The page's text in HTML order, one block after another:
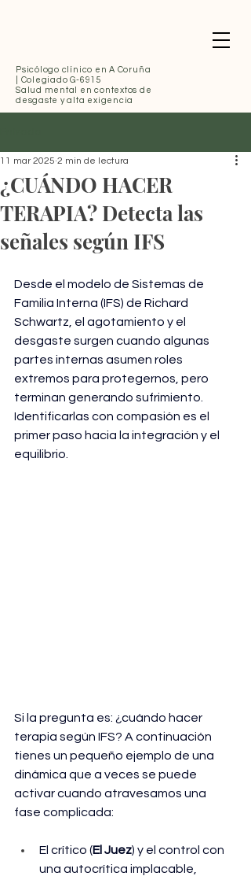
Psicólogo clínico en A Coruña
| Colegiado G-6915
Salud mental en contextos de
desgaste y alta exigencia
¿CUÁNDO HACER
TERAPIA? Detecta las
señales según IFS
11 mar 2025 2 min de lectura
Desde el modelo de Sistemas de
Familia Interna (IFS) de Richard
Schwartz, el agotamiento y el
desgaste surgen cuando algunas
partes internas asumen roles
extremos para protegernos, pero
terminan generando sufrimiento.
Identificarlas con compasión es el
primer paso hacia la integración y el
equilibrio.
Si la pregunta es: ¿cuándo hacer
terapia según IFS? A continuación
tienes un pequeño ejemplo de una
dinámica que a veces se puede
activar cuando atravesamos una
fase complicada:
El crítico (El Juez) y el control con
una autocrítica implacable,